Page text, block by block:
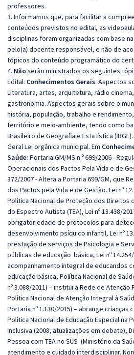
professores.
3. Informamos que, para facilitar a
conteúdos previstos no edital, as
disciplinas foram organizadas com base
pelo(a) docente responsável, e não de
tópicos do conteúdo programático do
4. Nãoserão ministrados os seguintes
Edital: Conhecimentos Gerais: Aspectos
Literatura, artes, arquitetura, rádio
gastronomia. Aspectos gerais sobre o
história, população, trabalho e
território e meio-ambiente, tendo como
Brasileiro de Geografia e Estatística
Geral Lei orgânica municipal. Em
Saúde: Portaria GM/MS n.º 699/2006 -
Operacionais dos Pactos Pela Vida e de
372/2007 - Altera a Portaria 699/GM, que
dos Pactos pela Vida e de Gestão. Lei nº
Política Nacional de Proteção dos Direitos
do Espectro Autista (TEA), Lei nº 13.438/
obrigatoriedade de protocolos para
desenvolvimento psíquico infantil, Lei nº
prestação de serviços de Psicologia e
públicas de educação básica, Lei nº
acompanhamento integral de educandos
educação básica, Política Nacional de
nº 3.088/2011) – institui a Rede de Atenção
Política Nacional de Atenção Integral à
Portaria nº 1.130/2015) – abrange crianças
Política Nacional de Educação Especial na
Inclusiva (2008, atualizações em debate),
Pessoa com TEA no SUS (Ministério da
atendimento e cuidado interdisciplinar.